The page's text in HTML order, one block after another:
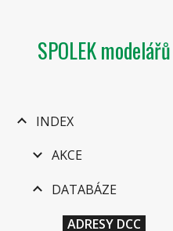
SPOLEK modelářů
INDEX
AKCE
DATABÁZE
ADRESY DCC